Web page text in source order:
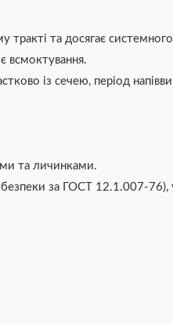
та досягає
всмоктування.
із сечею, період
та личинками.
за ГОСТ 12.1.007-